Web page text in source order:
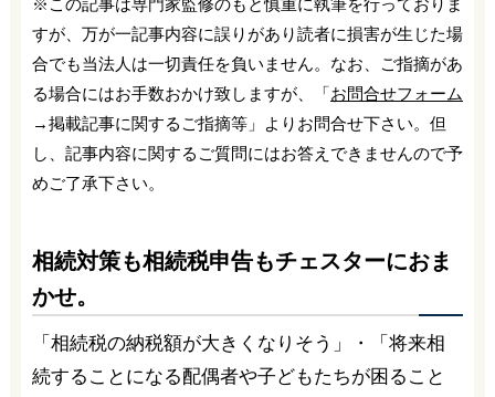
※この記事は専門家監修のもと慎重に執筆を行っておりま
すが、万が一記事内容に誤りがあり読者に損害が生じた場
合でも当法人は一切責任を負いません。なお、ご指摘があ
る場合にはお手数おかけ致しますが、「お問合せフォーム
→掲載記事に関するご指摘等」よりお問合せ下さい。但
し、記事内容に関するご質問にはお答えできませんので予
めご了承下さい。
相続対策も相続税申告もチェスターにおま
かせ。
「相続税の納税額が大きくなりそう」・「将来相
続することになる配偶者や子どもたちが困ること